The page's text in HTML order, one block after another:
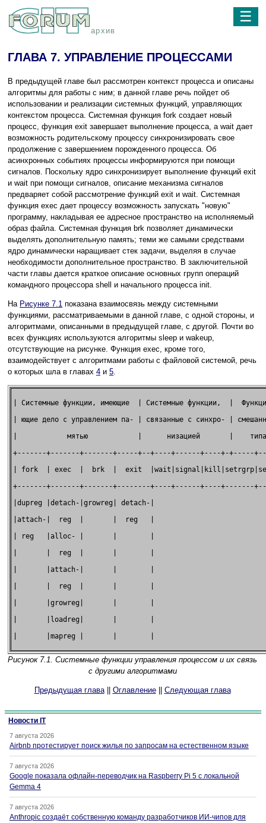
архив
☰
ГЛАВА 7. УПРАВЛЕНИЕ ПРОЦЕССАМИ
В предыдущей главе был рассмотрен контекст процесса и описаны
алгоритмы для работы с ним; в данной главе речь пойдет об
использовании и реализации системных функций, управляющих
контекстом процесса. Системная функция fork создает новый
процесс, функция exit завершает выполнение процесса, а wait дает
возможность родительскому процессу синхронизировать свое
продолжение с завершением порожденного процесса. Об
асинхронных событиях процессы информируются при помощи
сигналов. Поскольку ядро синхронизирует выполнение функций exit
и wait при помощи сигналов, описание механизма сигналов
предваряет собой рассмотрение функций exit и wait. Системная
функция exec дает процессу возможность запускать "новую"
программу, накладывая ее адресное пространство на исполняемый
образ файла. Системная функция brk позволяет динамически
выделять дополнительную память; теми же самыми средствами
ядро динамически наращивает стек задачи, выделяя в случае
необходимости дополнительное пространство. В заключительной
части главы дается краткое описание основных групп операций
командного процессора shell и начального процесса init.
На Рисунке 7.1 показана взаимосвязь между системными
функциями, рассматриваемыми в данной главе, с одной стороны, и
алгоритмами, описанными в предыдущей главе, с другой. Почти во
всех функциях используются алгоритмы sleep и wakeup,
отсутствующие на рисунке. Функция exec, кроме того,
взаимодействует с алгоритмами работы с файловой системой, речь
о которых шла в главах 4 и 5.
| Системные функции, имеющие  | Системные функции,  |
| ющие дело с управлением па- | связанные с синхро- |
|            мятью            |      низацией       |
+-------+-------+-------+-----+--+----+------+----+-+-----
| fork  | exec  |  brk  |  exit
+-------+-------+-------+--------+----+------+----+-------
|dupreg |detach-|growreg| detach-|
|attach-|  reg  |       |  reg   |
| reg   |alloc- |       |        |
|       |  reg  |       |        |
|       |attach-|       |        |
|       |  reg  |       |        |
|       |growreg|       |        |
|       |loadreg|       |        |
|       |mapreg |       |        |
Рисунок 7.1. Системные функции управления процессом и их связь
с другими алгоритмами
Предыдущая глава|| Оглавление|| Следующая глава
Новости IT
7 августа 2026
Airbnb протестирует поиск жилья по запросам на естественном языке
7 августа 2026
Google показала офлайн-переводчик на Raspberry Pi 5 с локальной
Gemma 4
7 августа 2026
Anthropic создаёт собственную команду разработчиков ИИ-чипов для